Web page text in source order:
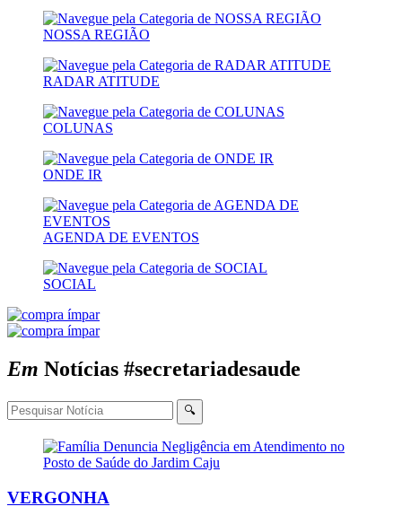
NOSSA REGIÃO
RADAR ATITUDE
COLUNAS
ONDE IR
AGENDA DE EVENTOS
SOCIAL
Em Notícias #secretariadesaude
🔍
VERGONHA